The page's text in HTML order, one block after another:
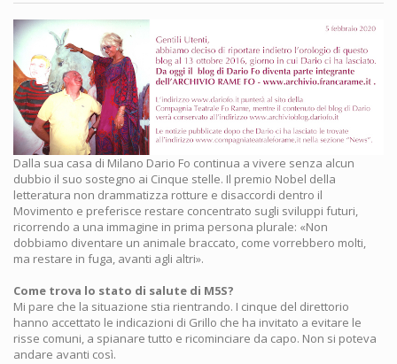
Dalla sua casa di Milano Dario Fo continua a vivere senza alcun
dubbio il suo sostegno ai Cinque stelle. Il premio Nobel della
letteratura non drammatizza rotture e disaccordi dentro il
Movimento e preferisce restare concentrato sugli sviluppi futuri,
ricorrendo a una immagine in prima persona plurale: «Non
dobbiamo diventare un animale braccato, come vorrebbero molti,
ma restare in fuga, avanti agli altri».
Come trova lo stato di salute di M5S?
Mi pare che la situazione stia rientrando. I cinque del direttorio
hanno accettato le indicazioni di Grillo che ha invitato a evitare le
risse comuni, a spianare tutto e ricominciare da capo. Non si poteva
andare avanti così.